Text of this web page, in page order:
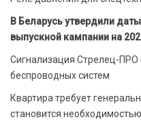
В Беларусь утвердили
выпускной кампании на
Сигнализация Стрелец-ПРО
беспроводных систем
Квартира требует
становится необходимостью